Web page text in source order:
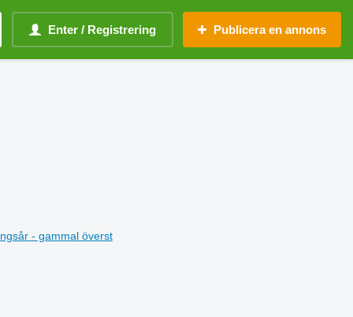
Enter / Registrering Publicera en annons
- gammal överst